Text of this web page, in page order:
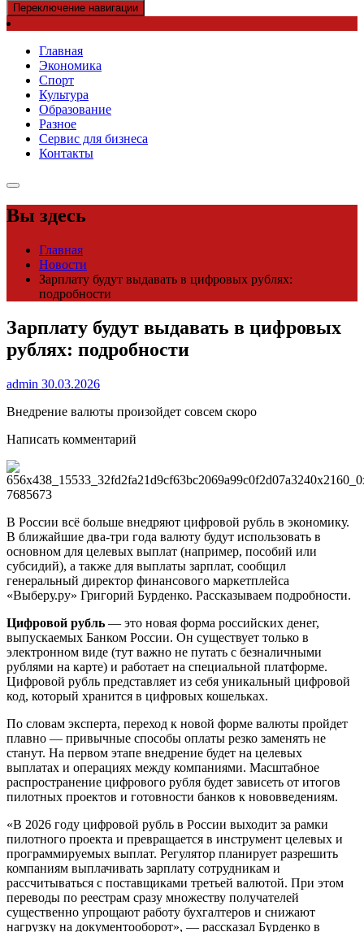
Переключение навигации
Главная
Экономика
Спорт
Культура
Образование
Разное
Сервис для бизнеса
Контакты
Вы здесь
Главная
Новости
Зарплату будут выдавать в цифровых рублях:
подробности
Зарплату будут выдавать в цифровых
рублях: подробности
admin 30.03.2026
Внедрение валюты произойдет совсем скоро
Написать комментарий
В России всё больше внедряют цифровой рубль в экономику.
В ближайшие два‑три года валюту будут использовать в
основном для целевых выплат (например, пособий или
субсидий), а также для выплаты зарплат, сообщил
генеральный директор финансового маркетплейса
«Выберу.ру» Григорий Бурденко. Рассказываем подробности.
Цифровой рубль — это новая форма российских денег,
выпускаемых Банком России. Он существует только в
электронном виде (тут важно не путать с безналичными
рублями на карте) и работает на специальной платформе.
Цифровой рубль представляет из себя уникальный цифровой
код, который хранится в цифровых кошельках.
По словам эксперта, переход к новой форме валюты пройдет
плавно — привычные способы оплаты резко заменять не
станут. На первом этапе внедрение будет на целевых
выплатах и операциях между компаниями. Масштабное
распространение цифрового рубля будет зависеть от итогов
пилотных проектов и готовности банков к нововведениям.
«В 2026 году цифровой рубль в России выходит за рамки
пилотного проекта и превращается в инструмент целевых и
программируемых выплат. Регулятор планирует разрешить
компаниям выплачивать зарплату сотрудникам и
рассчитываться с поставщиками третьей валютой. При этом
переводы по реестрам сразу множеству получателей
существенно упрощают работу бухгалтеров и снижают
нагрузку на документооборот», — рассказал Бурденко в